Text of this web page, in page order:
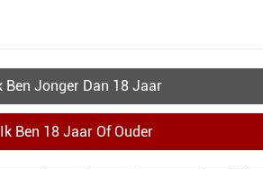
Maar qua wijnbouwgebieden